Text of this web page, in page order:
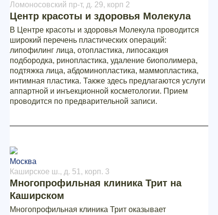
Ломоносовский пр-т, д. 29, корп 2
Центр красоты и здоровья Молекула
В Центре красоты и здоровья Молекула проводится
широкий перечень пластических операций:
липофилинг лица, отопластика, липосакция
подбородка, ринопластика, удаление биополимера,
подтяжка лица, абдоминопластика, маммопластика,
интимная пластика. Также здесь предлагаются услуги
аппартной и инъекционной косметологии. Прием
проводится по предварительной записи.
Москва
Каширское ш., д. 51, корп. 3
Многопрофильная клиника Трит на
Каширском
Многопрофильная клиника Трит оказывает